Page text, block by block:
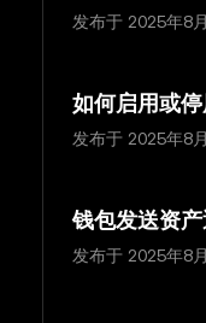
发布于 2025年8
如何启用或
发布于 2025年8
钱包发送资
发布于 2025年8